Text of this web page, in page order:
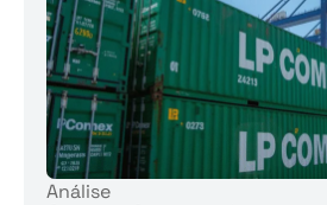
Análise